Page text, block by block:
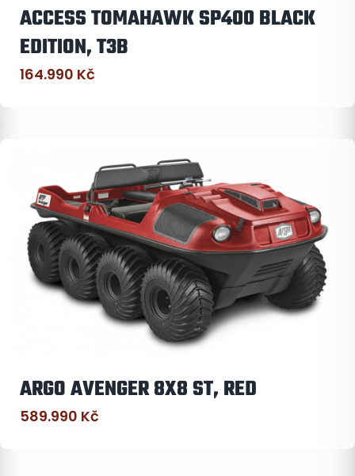
ACCESS TOMAHAWK SP400 BLACK
EDITION, T3B
164.990 Kč
ARGO AVENGER 8X8 ST, RED
589.990 Kč